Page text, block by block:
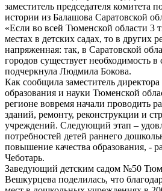
заместитель председателя комитета
истории из Балашова Саратовской
«Если во всей Тюменской области 3
местах в детских садах, то в других
напряженная: так, в Саратовской
городов существует необходимость
подчеркнула Людмила Бокова.
Как сообщила заместитель директора
образования и науки Тюменской
регионе вовремя начали проводить
зданий, ремонту, реконструкции и
учреждений. Следующий этап –
потребностей детей раннего
повышение качества образования, -
Чеботарь.
Заведующий детским садом №50
Вешкурцева поделилась, что